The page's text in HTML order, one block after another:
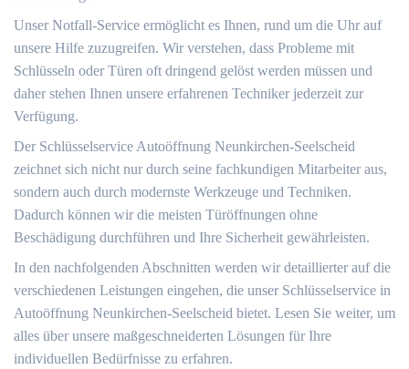
Unser Notfall-Service ermöglicht es Ihnen, rund um die Uhr auf
unsere Hilfe zuzugreifen.​ Wir verstehen, dass Probleme mit
Schlüsseln oder Türen oft dringend gelöst werden müssen und
daher stehen Ihnen unsere erfahrenen Techniker jederzeit zur
Verfügung.​
Der Schlüsselservice Autoöffnung Neunkirchen-Seelscheid
zeichnet sich nicht nur durch seine fachkundigen Mitarbeiter aus,
sondern auch durch modernste Werkzeuge und Techniken.
Dadurch können wir die meisten Türöffnungen ohne
Beschädigung durchführen und Ihre Sicherheit gewährleisten.​
In den nachfolgenden Abschnitten werden wir detaillierter auf die
verschiedenen Leistungen eingehen, die unser Schlüsselservice in
Autoöffnung Neunkirchen-Seelscheid bietet.​ Lesen Sie weiter, um
alles über unsere maßgeschneiderten Lösungen für Ihre
individuellen Bedürfnisse zu erfahren.​